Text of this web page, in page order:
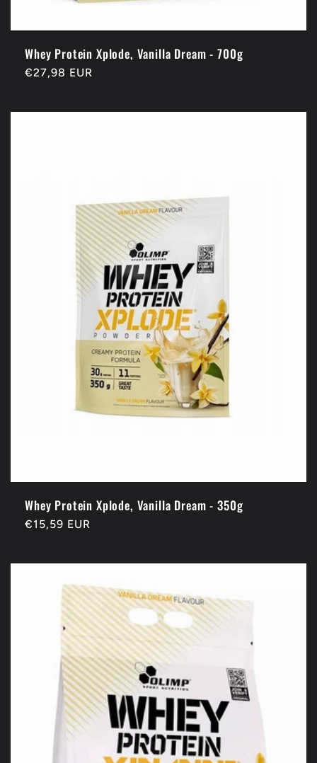
Whey Protein Xplode, Vanilla Dream - 700g
Prix
€27,98 EUR
Whey Protein Xplode, Vanilla Dream - 350g
Prix
€15,59 EUR